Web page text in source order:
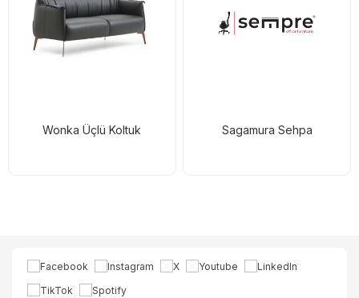
Wonka Üçlü Koltuk Sagamura Sehpa